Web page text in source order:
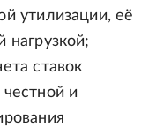
утилизации, её
нагрузкой;
ставок
и